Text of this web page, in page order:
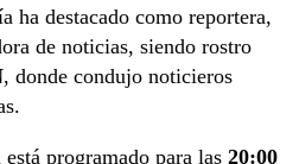
ha destacado como reportera,
de noticias, siendo rostro
, donde condujo noticieros
programado para las 20:00